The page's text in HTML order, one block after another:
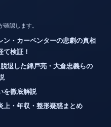
確認します。
・カーペンターの悲劇の真相
て検証！
退した錦戸亮・大倉忠義らの
を徹底解説
上・年収・整形疑惑まとめ